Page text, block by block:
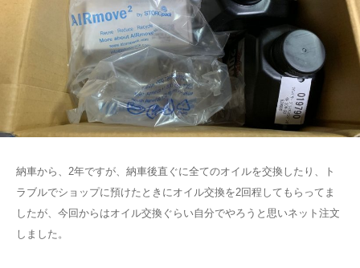
納車から、2年ですが、納車後直ぐに全てのオイルを交換したり、ト
ラブルでショップに預けたときにオイル交換を2回程してもらってま
したが、今回からはオイル交換ぐらい自分でやろうと思いネット注文
しました。